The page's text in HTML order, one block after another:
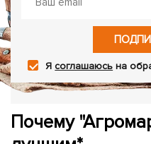
Ясоглашаюсь на
Почему